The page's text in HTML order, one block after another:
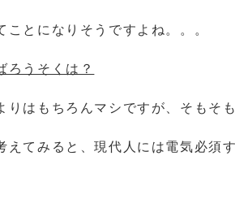
ことになりそうですよね。。。
ろうそくは？
りはもちろんマシですが、 そもそ
えてみると、現代人には電気必須